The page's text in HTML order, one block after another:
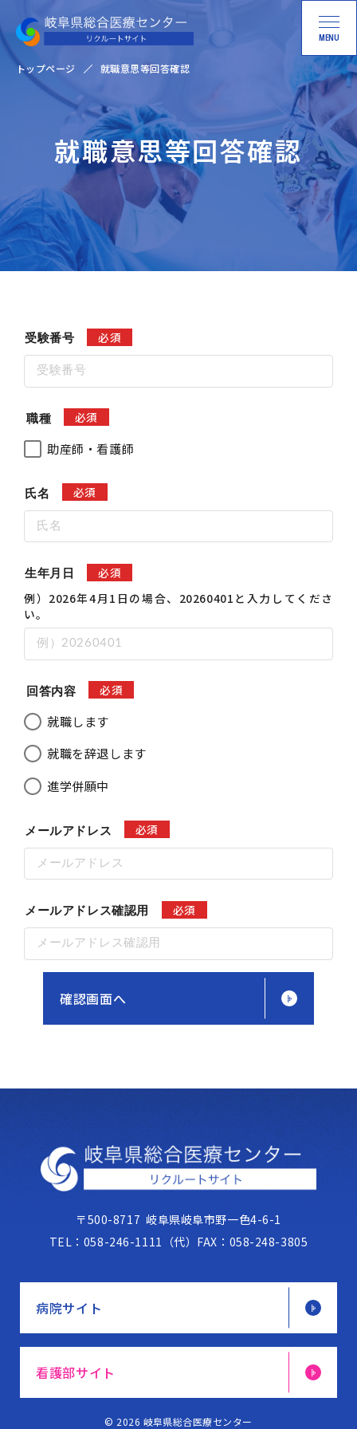
MENU
トップページ 就職意思等回答確認
就職意思等回答確認
受験番号 必須
職種 必須
助産師・看護師
氏名 必須
生年月日
必須
例）2026年4月1日の場合、20260401と入力してくださ
い。
回答内容 必須
就職します
就職を辞退します
進学併願中
メールアドレス 必須
メールアドレス確認用 必須
確認画面へ
〒500-8717 岐阜県岐阜市野一色4-6-1
TEL： 058-246-1111（代） FAX： 058-248-3805
© 2026 岐阜県総合医療センター
病院サイト
看護部サイト